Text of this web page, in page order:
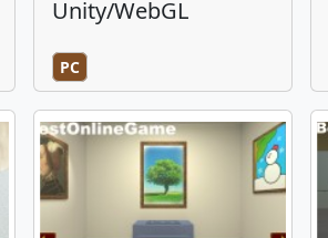
Unity/WebGL
PC